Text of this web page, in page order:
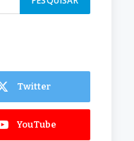
Twitter
YouTube